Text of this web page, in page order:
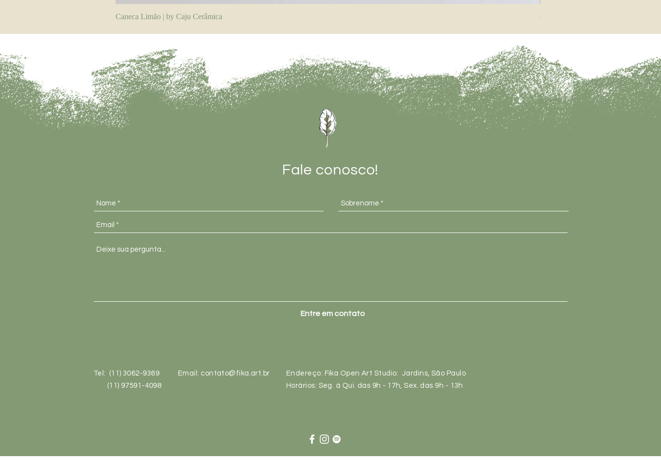
Caneca Limão | by Caju Cerâmica Caneca Tulipa | by Caju Cerâmica
Fale conosco!
Entre em contato
Tel: (11) 3062-9369
(11) 97591-4098
Email: contato@fika.art.br
Endereço: Fika Open Art Studio: Jardins, São Paulo
Horários: Seg. à Qui. das 9h - 17h, Sex. das 9h - 13 h